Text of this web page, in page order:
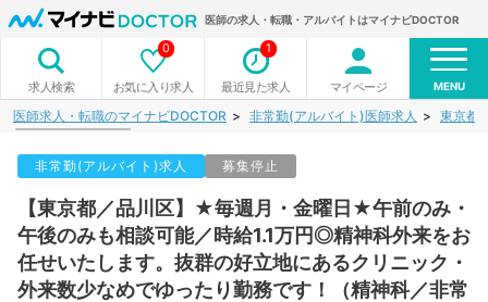
医師の求人・転職・アルバイトはマイナビDOCTOR
求人検索 お気に入り求人
0
最近見た求人
1
マイページ MENU
医師求人・転職のマイナビDOCTOR 非常勤(アルバイト)医師求人 東京都
非常勤(アルバイト)求人 募集停止
【東京都／品川区】★毎週月・金曜日★午前のみ・
午後のみも相談可能／時給1.1万円◎精神科外来をお
任せいたします。抜群の好立地にあるクリニック・
外来数少なめでゆったり勤務です！（精神科／非常